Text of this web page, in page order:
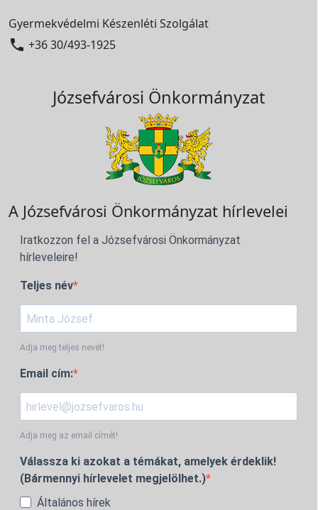
Gyermekvédelmi Készenléti Szolgálat
 +36 30/493-1925
Józsefvárosi Önkormányzat
A Józsefvárosi Önkormányzat hírlevelei
Iratkozzon fel a Józsefvárosi Önkormányzat
hírleveleire!
Teljes név
Adja meg teljes nevét!
Email cím:
Adja meg az email címét!
Válassza ki azokat a témákat, amelyek érdeklik!
(Bármennyi hírlevelet megjelölhet.)
Általános hírek